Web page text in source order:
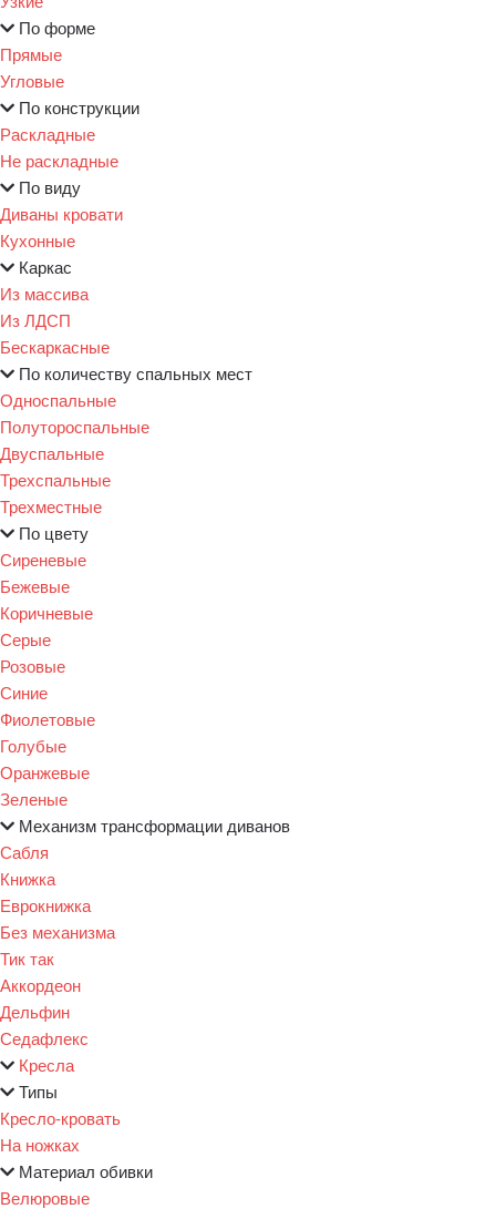
По форме
Прямые
Угловые
По конструкции
Раскладные
Не раскладные
По виду
Диваны кровати
Кухонные
Каркас
Из массива
Из ЛДСП
Бескаркасные
По количеству спальных мест
Односпальные
Полутороспальные
Двуспальные
Трехспальные
Трехместные
По цвету
Сиреневые
Бежевые
Коричневые
Серые
Розовые
Синие
Фиолетовые
Голубые
Оранжевые
Зеленые
Механизм трансформации диванов
Сабля
Книжка
Еврокнижка
Без механизма
Тик так
Аккордеон
Дельфин
Седафлекс
Кресла
Типы
Кресло-кровать
На ножках
Материал обивки
Велюровые